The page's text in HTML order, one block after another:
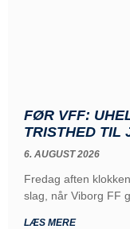
FØR VFF:
TRISTHED TIL
6. AUGUST 2026
Fredag aften
slag, når Viborg FF
LÆS MERE